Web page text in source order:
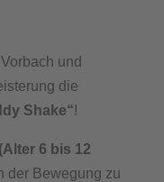
und
die
Shake“!
6 bis 12
der Bewegung zu